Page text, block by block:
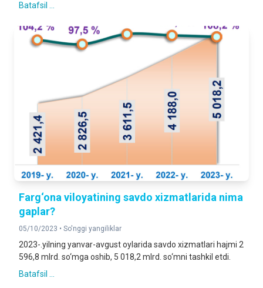
Batafsil ...
Farg‘ona viloyatining savdo xizmatlarida nima
gaplar?
05/10/2023 • So'nggi yangiliklar
2023-.yilning yanvar-avgust oylarida savdo xizmatlari hajmi 2
596,8 mlrd. so‘mga oshib, 5 018,2 mlrd. so‘mni tashkil etdi.
Batafsil ...